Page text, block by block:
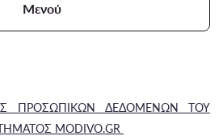
Μενού
ΠΡΟΣΩΠΙΚΩΝ ΔΕΔΟΜΕΝΩΝ ΤΟΥ
MODIVO.GR